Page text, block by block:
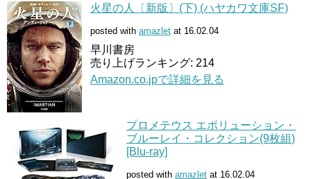
火星の人〔新版〕(下) (ハヤカワ文庫SF)
posted with amazlet at 16.02.04
早川書房
売り上げランキング: 214
Amazon.co.jpで詳細を見る
プロメテウス エボリューション・
ブルーレイ・コレクション(9枚組)
[Blu-ray]
posted with amazlet at 16.02.04